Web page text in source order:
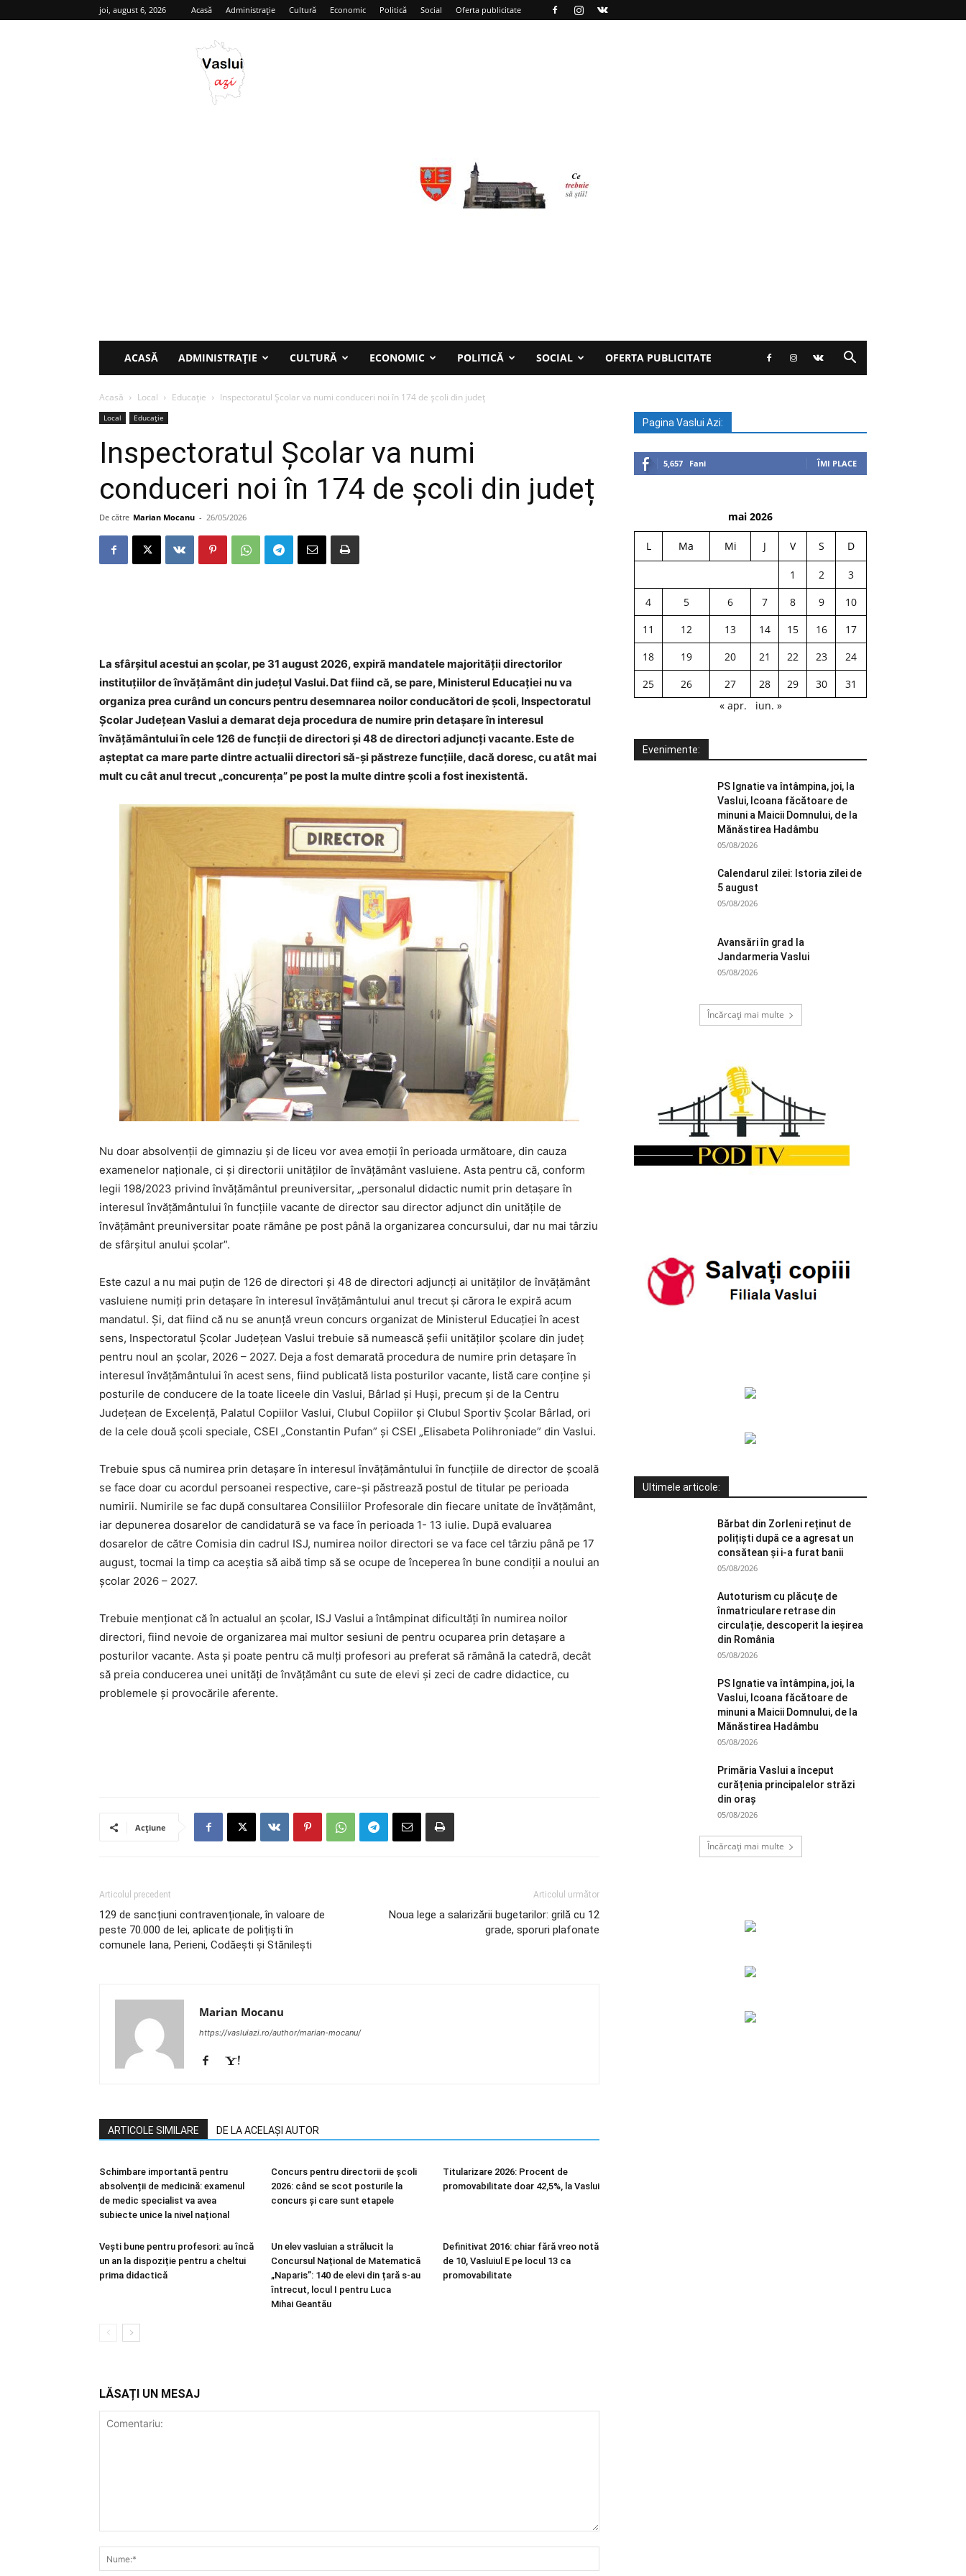
joi, august 6, 2026 Acasă Administrație Cultură Economic Politică Social Oferta publicitate
ACASĂ ADMINISTRAȚIE CULTURĂ ECONOMIC POLITICĂ SOCIAL OFERTA PUBLICITATE
Acasă Local Educație Inspectoratul Școlar va numi conduceri noi în 174 de școli din județ
Local Educație
Inspectoratul Școlar va numi
conduceri noi în 174 de școli din județ
De către Marian Mocanu - 26/05/2026
La sfârșitul acestui an școlar, pe 31 august 2026, expiră mandatele majorității directorilor
instituțiilor de învățământ din județul Vaslui. Dat fiind că, se pare, Ministerul Educației nu va
organiza prea curând un concurs pentru desemnarea noilor conducători de școli, Inspectoratul
Școlar Județean Vaslui a demarat deja procedura de numire prin detașare în interesul
învățământului în cele 126 de funcții de directori și 48 de directori adjuncți vacante. Este de
așteptat ca mare parte dintre actualii directori să-și păstreze funcțiile, dacă doresc, cu atât mai
mult cu cât anul trecut „concurența” pe post la multe dintre școli a fost inexistentă.
Nu doar absolvenții de gimnaziu și de liceu vor avea emoții în perioada următoare, din cauza
examenelor naționale, ci și directorii unităților de învățământ vasluiene. Asta pentru că, conform
legii 198/2023 privind învățământul preuniversitar, „personalul didactic numit prin detașare în
interesul învățământului în funcțiile vacante de director sau director adjunct din unitățile de
învățământ preuniversitar poate rămâne pe post până la organizarea concursului, dar nu mai târziu
de sfârșitul anului școlar”.
Este cazul a nu mai puțin de 126 de directori și 48 de directori adjuncți ai unităților de învățământ
vasluiene numiți prin detașare în interesul învățământului anul trecut și cărora le expiră acum
mandatul. Și, dat fiind că nu se anunță vreun concurs organizat de Ministerul Educației în acest
sens, Inspectoratul Școlar Județean Vaslui trebuie să numească șefii unităților școlare din județ
pentru noul an școlar, 2026 – 2027. Deja a fost demarată procedura de numire prin detașare în
interesul învățământului în acest sens, fiind publicată lista posturilor vacante, listă care conține și
posturile de conducere de la toate liceele din Vaslui, Bârlad și Huși, precum și de la Centru
Județean de Excelență, Palatul Copiilor Vaslui, Clubul Copiilor și Clubul Sportiv Școlar Bârlad, ori
de la cele două școli speciale, CSEI „Constantin Pufan” și CSEI „Elisabeta Polihroniade” din Vaslui.
Trebuie spus că numirea prin detașare în interesul învățământului în funcțiile de director de școală
se face doar cu acordul persoanei respective, care-și păstrează postul de titular pe perioada
numirii. Numirile se fac după consultarea Consiliilor Profesorale din fiecare unitate de învățământ,
iar depunerea dosarelor de candidatură se va face în perioada 1- 13 iulie. După evaluarea
dosarelor de către Comisia din cadrul ISJ, numirea noilor directori se va face cel târziu până pe 17
august, tocmai la timp ca aceștia să aibă timp să se ocupe de începerea în bune condiții a noului an
școlar 2026 – 2027.
Trebuie menționat că în actualul an școlar, ISJ Vaslui a întâmpinat dificultăți în numirea noilor
directori, fiind nevoie de organizarea mai multor sesiuni de pentru ocuparea prin detașare a
posturilor vacante. Asta și poate pentru că mulți profesori au preferat să rămână la catedră, decât
să preia conducerea unei unități de învățământ cu sute de elevi și zeci de cadre didactice, cu
problemele și provocările aferente.
Acțiune
Articolul precedent
129 de sancțiuni contravenționale, în valoare de
peste 70.000 de lei, aplicate de polițiști în
comunele Iana, Perieni, Codăești și Stănilești
Articolul următor
Noua lege a salarizării bugetarilor: grilă cu 12
grade, sporuri plafonate
Marian Mocanu
https://vasluiazi.ro/author/marian-mocanu/
ARTICOLE SIMILARE DE LA ACELAȘI AUTOR
Schimbare importantă pentru
absolvenții de medicină: examenul
de medic specialist va avea
subiecte unice la nivel național
Concurs pentru directorii de școli
2026: când se scot posturile la
concurs și care sunt etapele
Titularizare 2026: Procent de
promovabilitate doar 42,5%, la Vaslui
Vești bune pentru profesori: au încă
un an la dispoziție pentru a cheltui
prima didactică
Un elev vasluian a strălucit la
Concursul Național de Matematică
„Naparis”: 140 de elevi din țară s-au
întrecut, locul I pentru Luca
Mihai Geantău
Definitivat 2016: chiar fără vreo notă
de 10, Vasluiul E pe locul 13 ca
promovabilitate
LĂSAȚI UN MESAJ
Pagina Vaslui Azi:
5,657 Fani ÎMI PLACE
mai 2026
L Ma Mi J V S D
1 2
3
4
5 6 7 8 9
10
11
12 13 14 15 16
17
18
19 20 21 22 23
24
25
26 27 28 29 30
31
« apr.
iun. »
Evenimente:
PS Ignatie va întâmpina, joi, la
Vaslui, Icoana făcătoare de
minuni a Maicii Domnului, de la
Mănăstirea Hadâmbu
05/08/2026
Calendarul zilei: Istoria zilei de
5 august
05/08/2026
Avansări în grad la
Jandarmeria Vaslui
05/08/2026
Încărcați mai multe
Ultimele articole:
Bărbat din Zorleni reținut de
polițiști după ce a agresat un
consătean și i-a furat banii
05/08/2026
Autoturism cu plăcuţe de
înmatriculare retrase din
circulație, descoperit la ieșirea
din România
05/08/2026
PS Ignatie va întâmpina, joi, la
Vaslui, Icoana făcătoare de
minuni a Maicii Domnului, de la
Mănăstirea Hadâmbu
05/08/2026
Primăria Vaslui a început
curățenia principalelor străzi
din oraș
05/08/2026
Încărcați mai multe